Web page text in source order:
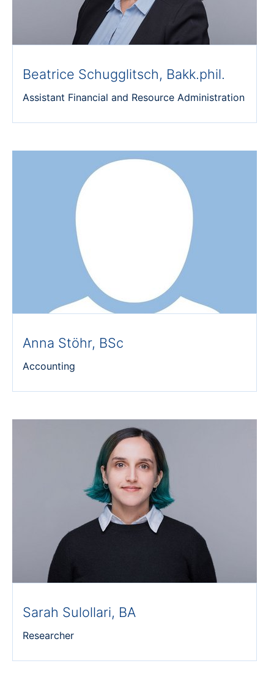
Beatrice Schugglitsch, Bakk.phil.
Assistant Financial and Resource Administration
Anna Stöhr, BSc
Accounting
Sarah Sulollari, BA
Researcher